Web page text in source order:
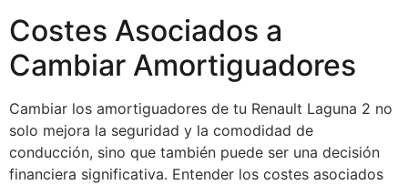
Costes Asociados a
Cambiar Amortiguadores
Cambiar los amortiguadores de tu Renault Laguna 2 no
solo mejora la seguridad y la comodidad de
conducción, sino que también puede ser una decisión
financiera significativa. Entender los costes asociados